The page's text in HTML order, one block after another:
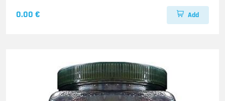
0.00 € Add